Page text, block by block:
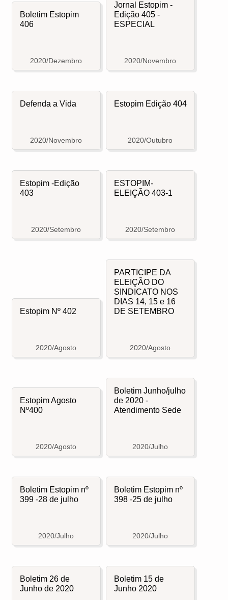
Boletim Estopim
406
2020/Dezembro
Jornal Estopim -
Edição 405 -
ESPECIAL
2020/Novembro
Defenda a Vida
2020/Novembro
Estopim Edição 404
2020/Outubro
Estopim -Edição
403
2020/Setembro
ESTOPIM-
ELEIÇÃO 403-1
2020/Setembro
Estopim Nº 402
2020/Agosto
PARTICIPE DA
ELEIÇÃO DO
SINDICATO NOS
DIAS 14, 15 e 16
DE SETEMBRO
2020/Agosto
Estopim Agosto
Nº400
2020/Agosto
Boletim Junho/julho
de 2020 -
Atendimento Sede
2020/Julho
Boletim Estopim nº
399 -28 de julho
2020/Julho
Boletim Estopim nº
398 -25 de julho
2020/Julho
Boletim 26 de
Junho de 2020
Boletim 15 de
Junho 2020